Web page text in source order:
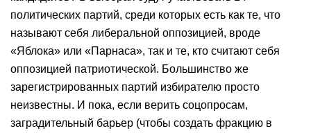
политических партий, среди которых есть как те, что
называют себя либеральной оппозицией, вроде
«Яблока» или «Парнаса», так и те, кто считают себя
оппозицией патриотической. Большинство же
зарегистрированных партий избирателю просто
неизвестны. И пока, если верить соцопросам,
заградительный барьер (чтобы создать фракцию в